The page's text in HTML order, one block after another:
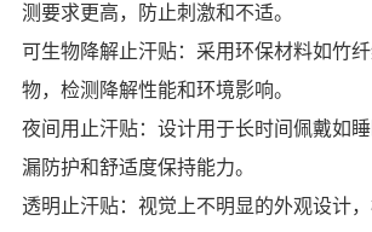
测要求更高，防止刺激和不适。
可生物降解止汗贴：采用环保材料如竹
物，检测降解性能和环境影响。
夜间用止汗贴：设计用于长时间佩戴如
漏防护和舒适度保持能力。
透明止汗贴：视觉上不明显的外观设计